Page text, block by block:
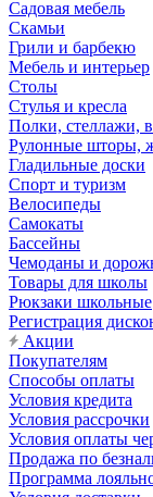
Садовая мебель
Скамьи
Грили и барбекю
Мебель и интерьер
Столы
Стулья и кресла
Полки, стеллажи,
Рулонные шторы,
Гладильные доски
Спорт и туризм
Велосипеды
Самокаты
Бассейны
Чемоданы и
Товары для школы
Рюкзаки школьные
Регистрация
Акции
Покупателям
Способы оплаты
Условия кредита
Условия рассрочки
Условия оплаты
Продажа по
Программа